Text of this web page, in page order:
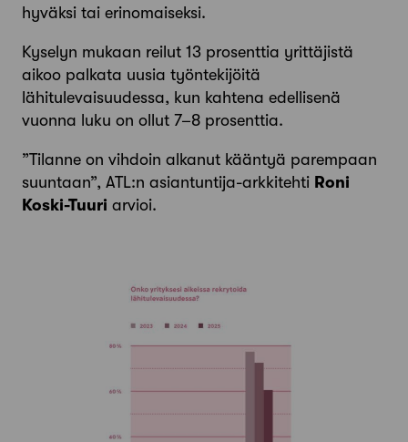
hyväksi tai erinomaiseksi.
Kyselyn mukaan reilut 13 prosenttia yrittäjistä
aikoo palkata uusia työntekijöitä
lähitulevaisuudessa, kun kahtena edellisenä
vuonna luku on ollut 7–8 prosenttia.
”Tilanne on vihdoin alkanut kääntyä parempaan
suuntaan”, ATL:n asiantuntija-arkkitehti Roni
Koski-Tuuri arvioi.